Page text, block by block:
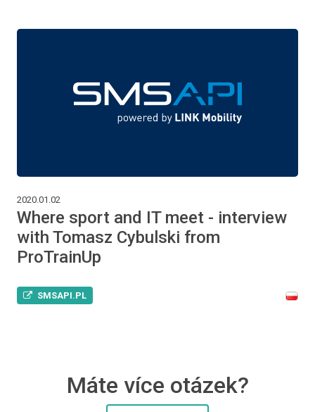
2020.01.02
Where sport and IT meet - interview
with Tomasz Cybulski from
ProTrainUp
SMSAPI.PL
Máte více otázek?